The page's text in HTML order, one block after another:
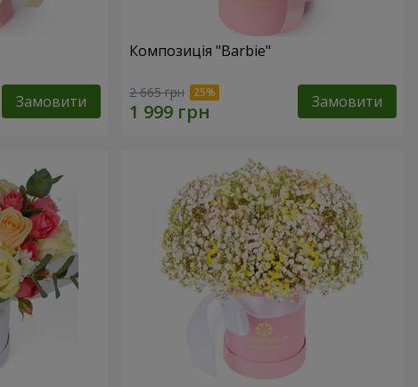
Замовити
Композиція "Barbie"
2 665 грн Замовити